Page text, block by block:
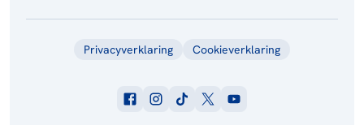
Privacyverklaring Cookieverklaring